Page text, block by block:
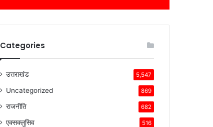
Categories
उत्तराखंड 5,547
Uncategorized 869
राजनीति 682
एक्सक्लुसिव 516